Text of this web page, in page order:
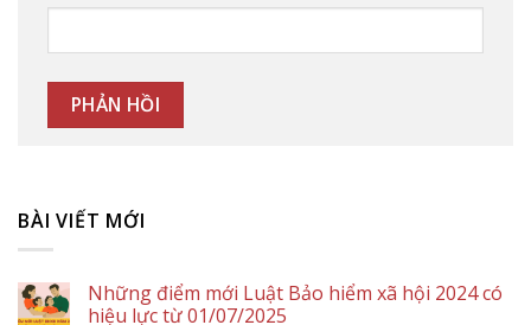
BÀI VIẾT MỚI
Những điểm mới Luật Bảo hiểm xã hội 2024 có
hiệu lực từ 01/07/2025